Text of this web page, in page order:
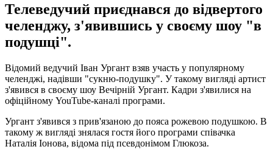
Телеведучий приєднався до відвертого
челенджу, з'явившись у своєму шоу "в
подушці".
Відомий ведучий Іван Ургант взяв участь у популярному
челенджі, надівши "сукню-подушку". У такому вигляді артист
з'явився в своєму шоу Вечірній Ургант. Кадри з'явилися на
офіційному YouTube-каналі програми.
Ургант з'явився з прив'язаною до пояса рожевою подушкою. В
такому ж вигляді знялася гостя його програми співачка
Наталія Іонова, відома під псевдонімом Глюкоза.